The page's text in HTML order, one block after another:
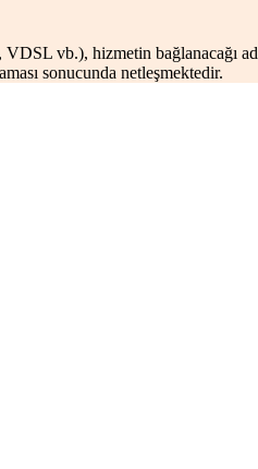
vb.), hizmetin bağlanacağı
sonucunda netleşmektedir.